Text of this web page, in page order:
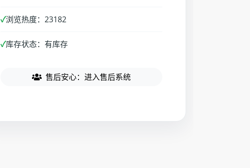
✓浏览热度：23182
✓库存状态：有库存
售后安心：进入售后系统